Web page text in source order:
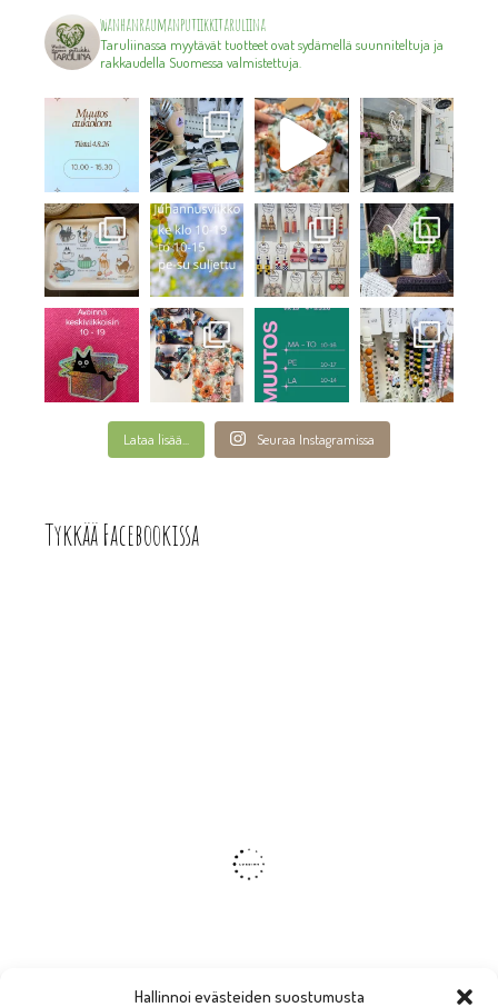
Hallinnoi evästeiden suostumusta
wanhanraumanputiikkitaruliina
Taruliinassa myytävät tuotteet ovat sydämellä suunniteltuja ja
rakkaudella Suomessa valmistettuja.
Lataa lisää... Seuraa Instagramissa
Tykkää Facebookissa